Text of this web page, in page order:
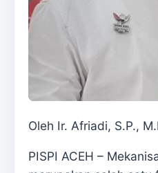
Oleh Ir. Afriadi, S.P.,
PISPI ACEH –